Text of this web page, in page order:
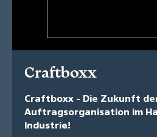
Craftboxx
Craftboxx - Die Zukunft
Auftragsorganisation im
Industrie!